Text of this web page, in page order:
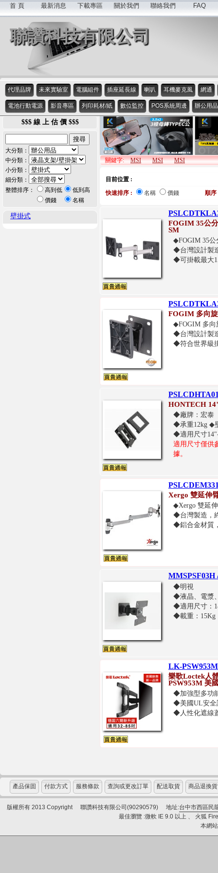
首 頁 最新消息 下載專區 關於我們 聯絡我們 FAQ
聯讚科技有限公司
代理品牌 未來實驗室 電腦組件 插座延長線 喇叭 耳機麥克風 網通
電池行動電源 影音專區 列印耗材/紙 數位監控 POS系統周邊 辦公用品
$$$ 線 上 估 價 $$$
大分類：
中分類：
小分類：
細分類：
整體排序：
高到低
低到高
價錢
名稱
壁掛式
關鍵字: MSI MSI MSI
目前位置 :
快速排序 :
名稱 價錢 順序
FOGIM 35公
SM
◆FOGIM 35公
◆台灣設計製
◆可掛載最大
FOGIM 多向
◆FOGIM 多向
◆台灣設計製
◆符合世界級
HONTECH
◆廠牌：宏泰
◆承重12kg ◆
◆適用尺寸
適用尺寸僅供
據。
Xergo 雙延伸
◆Xergo 雙延
◆台灣製造，
◆鋁合金材質
MMSPSF03H
◆明視
◆液晶、電漿
◆適用尺寸：
◆載重：15Kg
LK-
樂歌Loctek人
PSW953M 美
◆加強型多功
◆美國UL安全
◆人性化遮線
產品保固 付款方式 服務條款 查詢或更改訂單 配送取貨 商品退換貨
版權所有 2013 Copyright 聯讚科技有限公司(90290579) 地址:台中市西區民
最佳瀏覽 :微軟 IE 9.0 以上 、 火狐
本網